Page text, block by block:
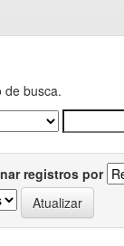
de busca.
registros por